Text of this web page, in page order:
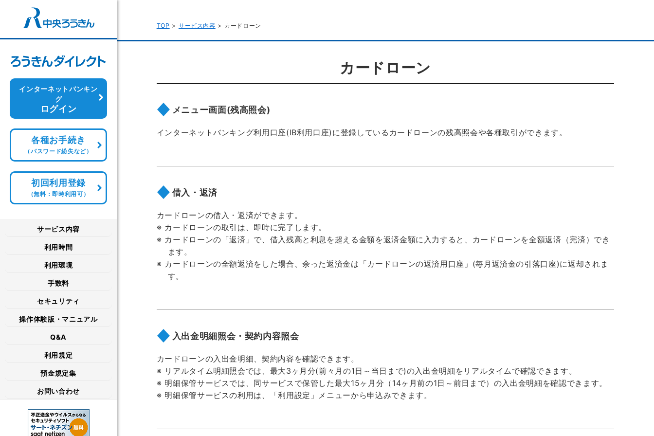
インターネットバンキン
グ
ログイン
各種お手続き
（パスワード紛失など）
初回利用登録
（無料：即時利用可）
サービス内容
利用時間
利用環境
手数料
セキュリティ
操作体験版・マニュアル
Q&A
利用規定
預金規定集
お問い合わせ
TOP サービス内容 カードローン
カードローン
メニュー画面(残高照会)
インターネットバンキング利用口座(IB利用口座)に登録しているカードローンの残高照会や各種取引ができます。
借入・返済
カードローンの借入・返済ができます。
カードローンの取引は、即時に完了します。
カードローンの「返済」で、借入残高と利息を超える金額を返済金額に入力すると、カードローンを全額返済（完済）でき
ます。
カードローンの全額返済をした場合、余った返済金は「カードローンの返済用口座」(毎月返済金の引落口座)に返却されま
す。
入出金明細照会・契約内容照会
カードローンの入出金明細、契約内容を確認できます。
リアルタイム明細照会では、最大3ヶ月分(前々月の1日～当日まで)の入出金明細をリアルタイムで確認できます。
明細保管サービスでは、同サービスで保管した最大15ヶ月分（14ヶ月前の1日～前日まで）の入出金明細を確認できます。
明細保管サービスの利用は、「利用設定」メニューから申込みできます。